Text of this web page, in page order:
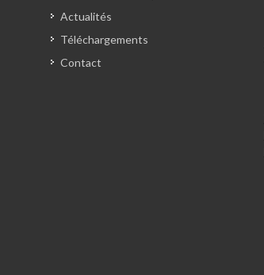
Actualités
Téléchargements
Contact